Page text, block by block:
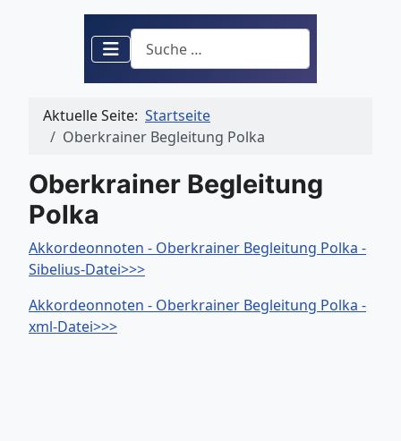
Suchen
Aktuelle Seite: Startseite
Oberkrainer Begleitung Polka
Oberkrainer Begleitung
Polka
Akkordeonnoten - Oberkrainer Begleitung Polka -
Sibelius-Datei>>>
Akkordeonnoten - Oberkrainer Begleitung Polka -
xml-Datei>>>